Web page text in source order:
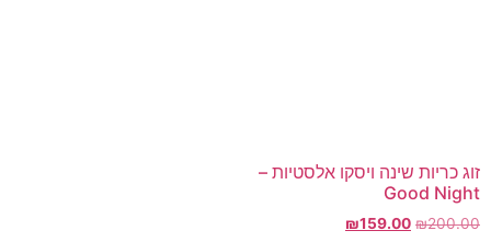
זוג כריות שינה ויסקו אלסטיות –
Good Night
₪200.00
₪159.00